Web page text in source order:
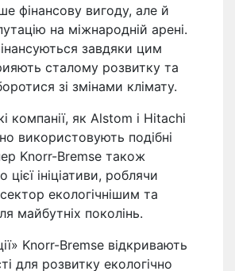
фінансову вигоду, але й
на міжнародній арені.
завдяки цим
сталому розвитку та
зі змінами клімату.
компанії, як Alstom і Hitachi
використовують подібні
Knorr-Bremse також
ініціативи, роблячи
екологічнішим та
майбутніх поколінь.
Knorr-Bremse відкривають
для розвитку екологічно